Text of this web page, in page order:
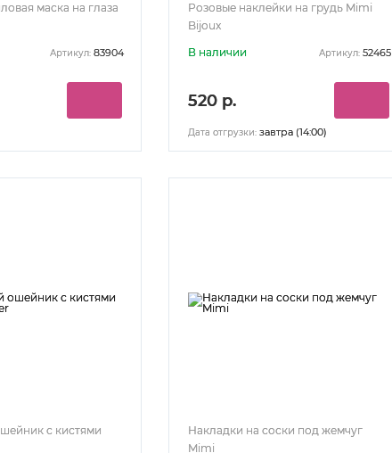
маска на глаза
Артикул: 83904
Розовые наклейки на грудь Mimi
Bijoux
В наличии
Артикул: 52465
520 р.
Дата отгрузки: завтра (14:00)
с кистями
Накладки на соски под жемчуг
Mimi